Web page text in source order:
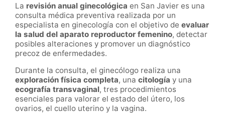
La revisión anual ginecológica en San Javier es una
consulta médica preventiva realizada por un
especialista en ginecología con el objetivo de evaluar
la salud del aparato reproductor femenino, detectar
posibles alteraciones y promover un diagnóstico
precoz de enfermedades.
Durante la consulta, el ginecólogo realiza una
exploración física completa, una citología y una
ecografía transvaginal, tres procedimientos
esenciales para valorar el estado del útero, los
ovarios, el cuello uterino y la vagina.